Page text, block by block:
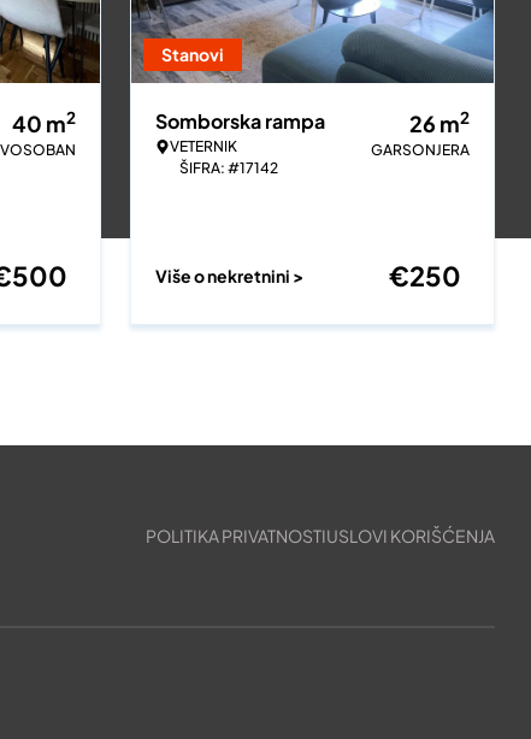
40 m2
500
Stanovi
Somborska rampa
VETERNIK
ŠIFRA: #17142
26 m2
GARSONJERA
Više o nekretnini > €250
POLITIKA PRIVATNOSTIUSLOVI KORIŠĆENJA